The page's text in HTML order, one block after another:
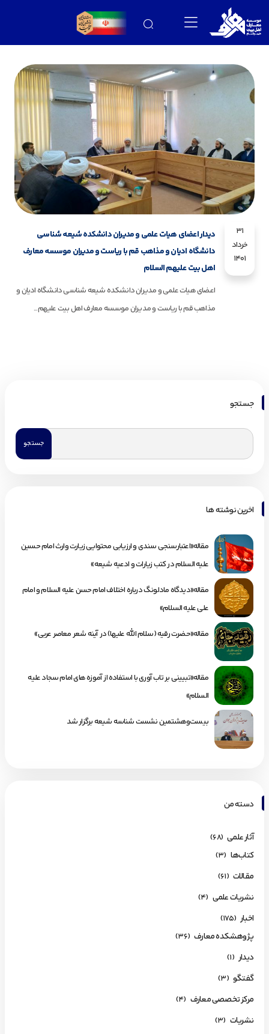
31
خرداد
1401
دیدار اعضای هیات علمی و مدیران دانشکده شیعه شناسی
دانشگاه ادیان و مذاهب قم با ریاست و مدیران موسسه معارف
اهل بیت علیهم السلام
اعضای هیات علمی و مدیران دانشکده شیعه شناسی دانشگاه ادیان و
مذاهب قم با ریاست و مدیران موسسه معارف اهل بیت علیهم...
جستجو
اخرین نوشته ها
مقاله«اعتبارسنجی سندی و ارزیابی محتوایی زیارت وارث امام حسین
علیه السلام در کتب زیارات و ادعیه شیعه»
مقاله«دیدگاه مادلونگ درباره اختلاف امام حسن علیه السلام و امام
علی علیه السلام»
مقاله«حضرت رقیه (سلام الله علیها) در آینه شعر معاصر عربی»
مقاله«تبیینی بر تاب آوری با استفاده از آموزه های امام سجاد علیه
السلام»
بیست‌وهشتمین نشست شناسه شیعه برگزار شد
دسته من
آثار علمی (68)
کتاب‌ها (3)
مقالات (61)
نشریات علمی (4)
اخبار (175)
پژوهشکده معارف (36)
دیدار (1)
گفتگو (3)
مرکز تخصصی معارف (4)
نشریات (3)